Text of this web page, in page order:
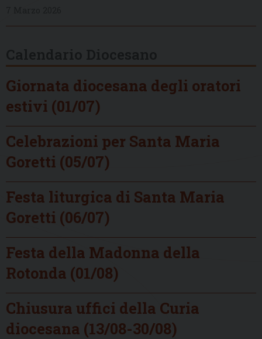
Giornata diocesana degli oratori
estivi (01/07)
Celebrazioni per Santa Maria
Goretti (05/07)
Festa liturgica di Santa Maria
Goretti (06/07)
Festa della Madonna della
Rotonda (01/08)
Chiusura uffici della Curia
diocesana (13/08-30/08)